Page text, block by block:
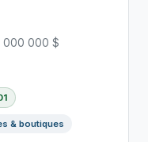
000 000 $
& boutiques